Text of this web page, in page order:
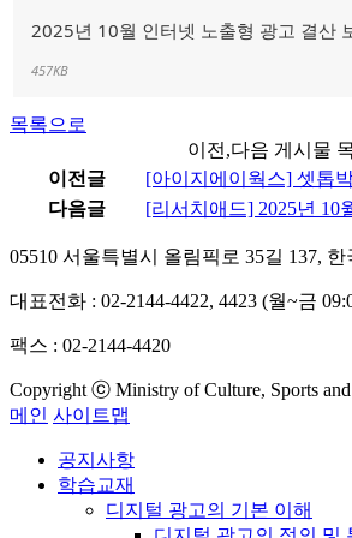
2025년 10월 인터넷 노출형 광고 결산
457KB
목록으로
이전,다음 게시물
이전글
[아이지에이웍스] 셋톱
다음글
[리서치애드] 2025년 10
05510 서울특별시 올림픽로 35길 137,
대표전화 : 02-2144-4422, 4423 (월~금
팩스 : 02-2144-4420
Copyright ⓒ Ministry of Culture, Sports
메인 사이트맵
공지사항
학습교재
디지털 광고의 기본 이해